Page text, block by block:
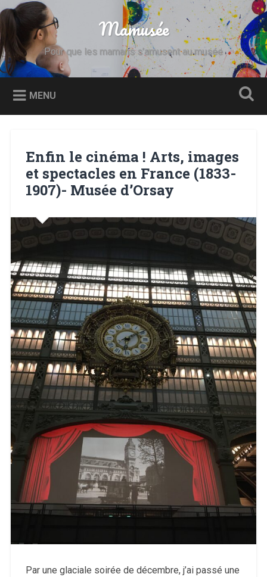
Accéder
au
principal
Recherche Mamusée
Pour que les mamans s’amusent au musée
MENU
Enfin le cinéma ! Arts, images
et spectacles en France (1833-
1907)- Musée d’Orsay
Par une glaciale soirée de décembre, j’ai passé une